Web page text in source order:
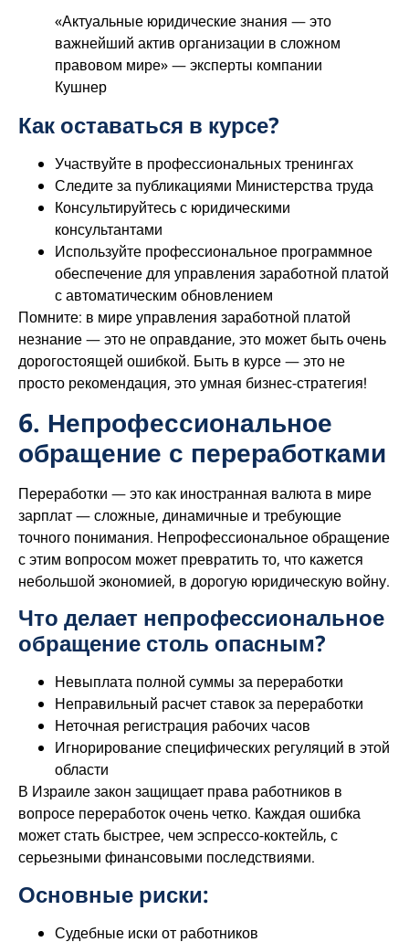
«Актуальные юридические знания — это
важнейший актив организации в сложном
правовом мире» — эксперты компании
Кушнер
Как оставаться в курсе?
Участвуйте в профессиональных тренингах
Следите за публикациями Министерства труда
Консультируйтесь с юридическими
консультантами
Используйте профессиональное программное
обеспечение для управления заработной платой
с автоматическим обновлением
Помните: в мире управления заработной платой
незнание — это не оправдание, это может быть очень
дорогостоящей ошибкой. Быть в курсе — это не
просто рекомендация, это умная бизнес-стратегия!
6. Непрофессиональное
обращение с переработками
Переработки — это как иностранная валюта в мире
зарплат — сложные, динамичные и требующие
точного понимания. Непрофессиональное обращение
с этим вопросом может превратить то, что кажется
небольшой экономией, в дорогую юридическую войну.
Что делает непрофессиональное
обращение столь опасным?
Невыплата полной суммы за переработки
Неправильный расчет ставок за переработки
Неточная регистрация рабочих часов
Игнорирование специфических регуляций в этой
области
В Израиле закон защищает права работников в
вопросе переработок очень четко. Каждая ошибка
может стать быстрее, чем эспрессо-коктейль, с
серьезными финансовыми последствиями.
Основные риски:
Судебные иски от работников